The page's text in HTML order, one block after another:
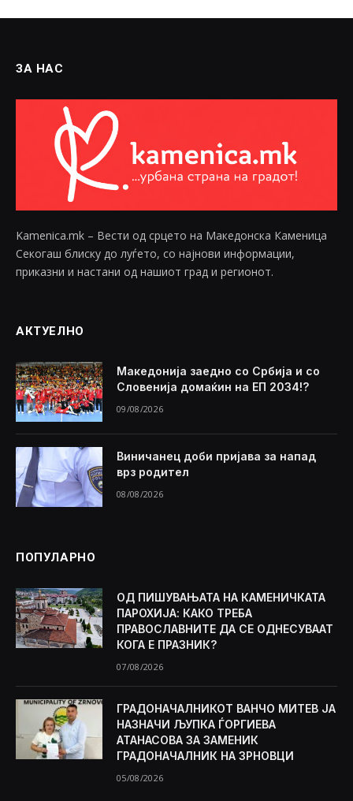
ЗА НАС
Kamenica.mk – Вести од срцето на Македонска Каменица
Секогаш блиску до луѓето, со најнови информации,
приказни и настани од нашиот град и регионот.
АКТУЕЛНО
Македонија заедно со Србија и со
Словенија домаќин на ЕП 2034!?
09/08/2026
Виничанец доби пријава за напад
врз родител
08/08/2026
ПОПУЛАРНО
ОД ПИШУВАЊАТА НА КАМЕНИЧКАТА
ПАРОХИЈА: КАКО ТРЕБА
ПРАВОСЛАВНИТЕ ДА СЕ ОДНЕСУВААТ
КОГА Е ПРАЗНИК?
07/08/2026
ГРАДОНАЧАЛНИКОТ ВАНЧО МИТЕВ ЈА
НАЗНАЧИ ЉУПКА ЃОРГИЕВА
АТАНАСОВА ЗА ЗАМЕНИК
ГРАДОНАЧАЛНИК НА ЗРНОВЦИ
05/08/2026